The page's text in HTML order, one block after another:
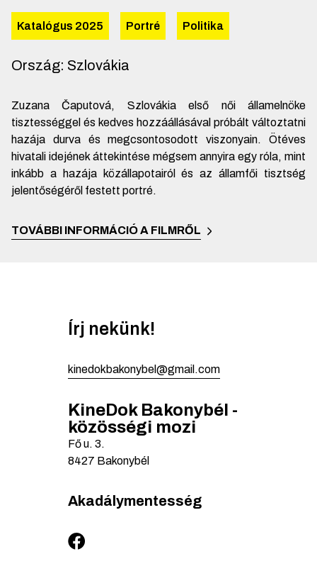
Katalógus 2025 Portré Politika
Ország: Szlovákia
Zuzana Čaputová, Szlovákia első női államelnöke
tisztességgel és kedves hozzáállásával próbált változtatni
hazája durva és megcsontosodott viszonyain. Ötéves
hivatali idejének áttekintése mégsem annyira egy róla, mint
inkább a hazája közállapotairól és az államfői tisztség
jelentőségéről festett portré.
TOVÁBBI INFORMÁCIÓ A FILMRŐL
Írj nekünk!
kinedokbakonybel@gmail.com
KineDok Bakonybél -
közösségi mozi
Fő u. 3.
8427 Bakonybél
Akadálymentesség